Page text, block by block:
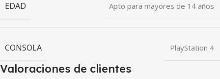
EDAD Apto para mayores de 14 años
CONSOLA PlayStation 4
Valoraciones de clientes